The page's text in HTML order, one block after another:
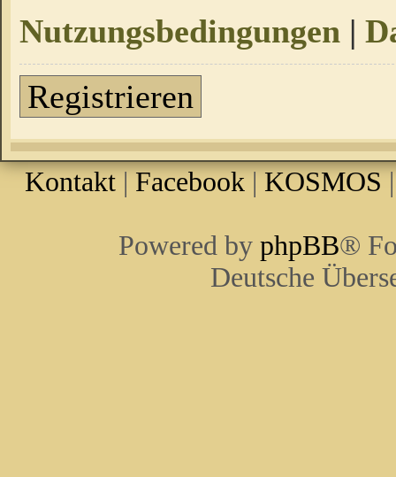
Nutzungsbedingungen |
Registrieren
Kontakt | Facebook | KOSMOS
Powered by phpBB®
Deutsche